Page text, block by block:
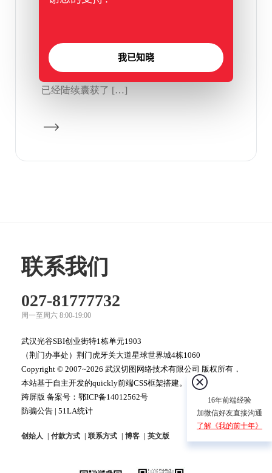
切图学院上线于2015年，时隔3年，重金收编
了 qietu.net 启用为切图学院官网，截止目前
已经陆续囊获了 […]
联系我们
027-81777732
周一至周六 8:00-19:00
武汉光谷SBI创业街特1栋单元1903
（荆门办事处）荆门虎牙关大道星球世界城4栋1060
Copyright © 2007~2026 武汉切图网络技术有限公司 版权所有，
本站基于自主开发的quickly前端CSS框架搭建。
跨屏版 备案号： 鄂ICP备14012562号
防骗公告 | 51LA统计
创始人 付款方式 联系方式 博客 英文版
16年前端经验
加微信好友直接沟通
了解《我的前十年》
我已知晓